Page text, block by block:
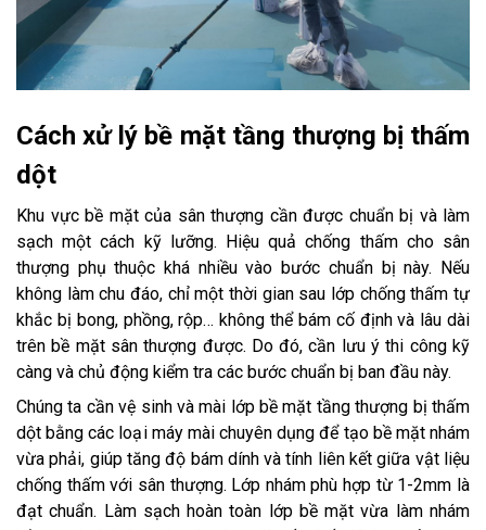
Cách xử lý bề mặt tầng thượng bị thấm
dột
Khu vực bề mặt của sân thượng cần được chuẩn bị và làm
sạch một cách kỹ lưỡng. Hiệu quả chống thấm cho sân
thượng phụ thuộc khá nhiều vào bước chuẩn bị này. Nếu
không làm chu đáo, chỉ một thời gian sau lớp chống thấm tự
khắc bị bong, phồng, rộp… không thể bám cố định và lâu dài
trên bề mặt sân thượng được. Do đó, cần lưu ý thi công kỹ
càng và chủ động kiểm tra các bước chuẩn bị ban đầu này.
Chúng ta cần vệ sinh và mài lớp bề mặt tầng thượng bị thấm
dột bằng các loại máy mài chuyên dụng để tạo bề mặt nhám
vừa phải, giúp tăng độ bám dính và tính liên kết giữa vật liệu
chống thấm với sân thượng. Lớp nhám phù hợp từ 1-2mm là
đạt chuẩn. Làm sạch hoàn toàn lớp bề mặt vừa làm nhám